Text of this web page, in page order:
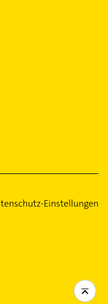
Einstellungen